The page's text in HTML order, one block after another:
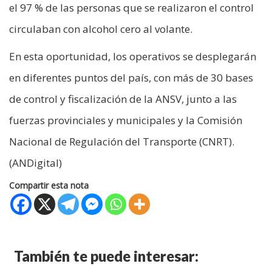
el 97 % de las personas que se realizaron el control
circulaban con alcohol cero al volante.
En esta oportunidad, los operativos se desplegarán
en diferentes puntos del país, con más de 30 bases
de control y fiscalización de la ANSV, junto a las
fuerzas provinciales y municipales y la Comisión
Nacional de Regulación del Transporte (CNRT).
(ANDigital)
Compartir esta nota
También te puede interesar: